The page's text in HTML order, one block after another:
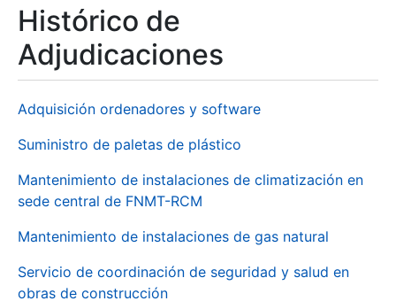
Histórico de
Adjudicaciones
Adquisición ordenadores y software
Suministro de paletas de plástico
Mantenimiento de instalaciones de climatización en
sede central de FNMT-RCM
Mantenimiento de instalaciones de gas natural
Servicio de coordinación de seguridad y salud en
obras de construcción